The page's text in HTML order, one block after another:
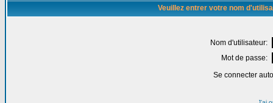
Veuillez entrer votre nom
Nom d'utilisateur:
Mot de passe:
Se connecter